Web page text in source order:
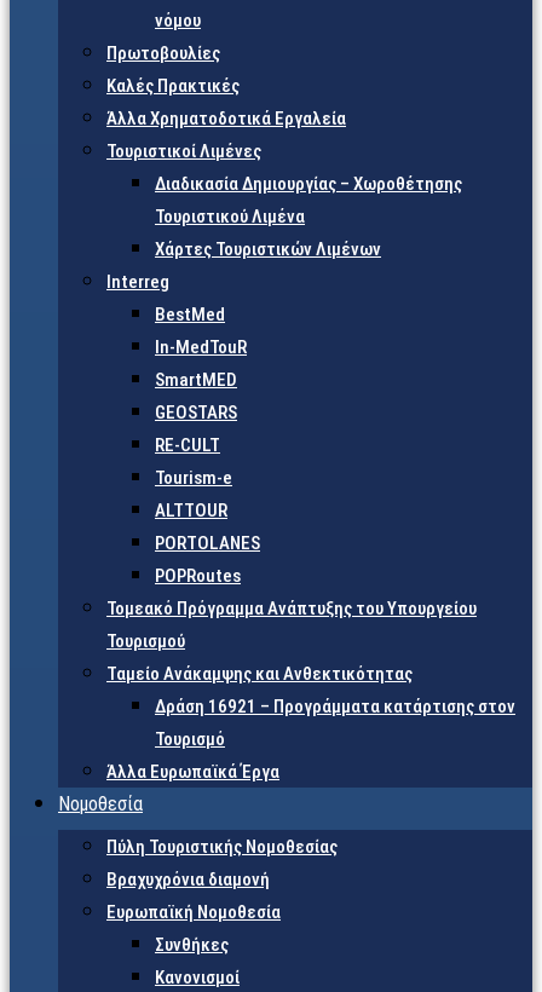
νόμου
Πρωτοβουλίες
Καλές Πρακτικές
Άλλα Χρηματοδοτικά Εργαλεία
Τουριστικοί Λιμένες
Διαδικασία Δημιουργίας – Χωροθέτησης
Τουριστικού Λιμένα
Χάρτες Τουριστικών Λιμένων
Interreg
BestMed
In-MedTouR
SmartMED
GEOSTARS
RE-CULT
Tourism-e
ALTTOUR
PORTOLANES
POPRoutes
Τομεακό Πρόγραμμα Ανάπτυξης του Υπουργείου
Τουρισμού
Ταμείο Ανάκαμψης και Ανθεκτικότητας
Δράση 16921 – Προγράμματα κατάρτισης στον
Τουρισμό
Άλλα Ευρωπαϊκά Έργα
Νομοθεσία
Πύλη Τουριστικής Νομοθεσίας
Βραχυχρόνια διαμονή
Ευρωπαϊκή Νομοθεσία
Συνθήκες
Κανονισμοί